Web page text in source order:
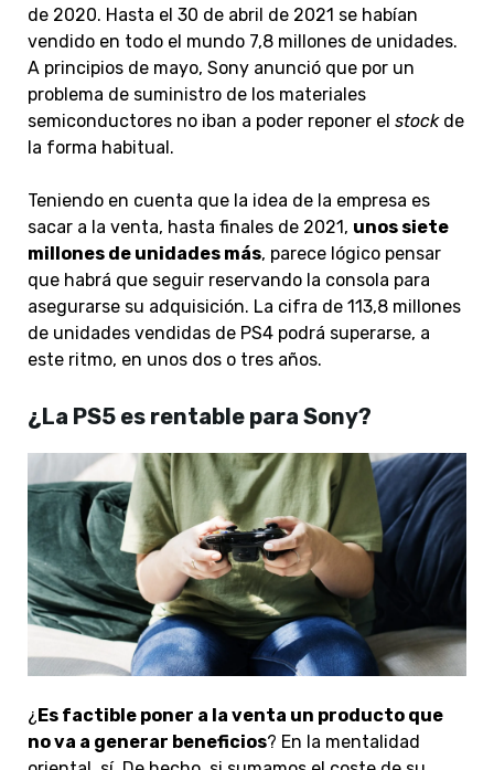
de 2020. Hasta el 30 de abril de 2021 se habían
vendido en todo el mundo 7,8 millones de unidades.
A principios de mayo, Sony anunció que por un
problema de suministro de los materiales
semiconductores no iban a poder reponer el stock de
la forma habitual.
Teniendo en cuenta que la idea de la empresa es
sacar a la venta, hasta finales de 2021, unos siete
millones de unidades más, parece lógico pensar
que habrá que seguir reservando la consola para
asegurarse su adquisición. La cifra de 113,8 millones
de unidades vendidas de PS4 podrá superarse, a
este ritmo, en unos dos o tres años.
¿La PS5 es rentable para Sony?
¿ Es factible poner a la venta un producto que
no va a generar beneficios? En la mentalidad